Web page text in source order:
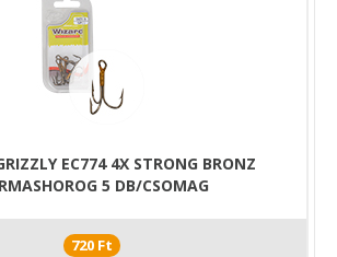
EC774 4X STRONG BRONZ
5 DB/CSOMAG
720 Ft